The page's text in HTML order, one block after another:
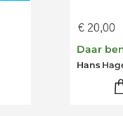
€20,00
Daar